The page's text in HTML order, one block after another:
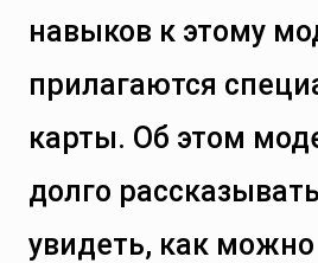
навыков к этому
прилагаются
карты. Об этом
долго
увидеть, как можно